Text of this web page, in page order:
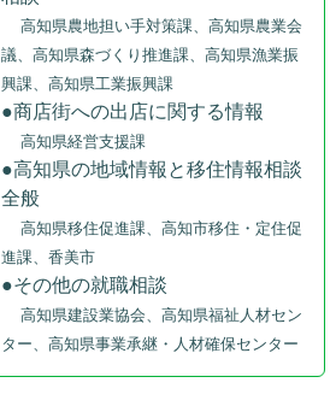
高知県農地担い手対策課、高知県農業会
議、高知県森づくり推進課、高知県漁業振
興課、高知県工業振興課
●商店街への出店に関する情報
高知県経営支援課
●高知県の地域情報と移住情報相談
全般
高知県移住促進課、高知市移住・定住促
進課、香美市
●その他の就職相談
高知県建設業協会、高知県福祉人材セン
ター、高知県事業承継・人材確保センター